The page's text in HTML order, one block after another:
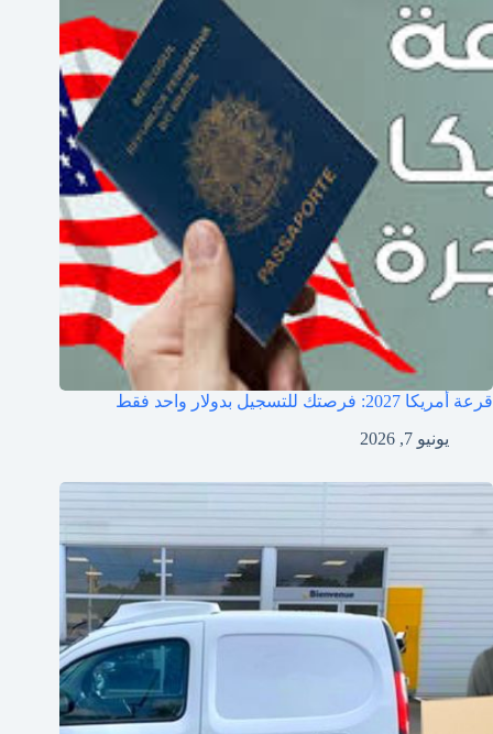
قرعة أمريكا 2027: فرصتك للتسجيل بدولار واحد فقط
يونيو 7, 2026